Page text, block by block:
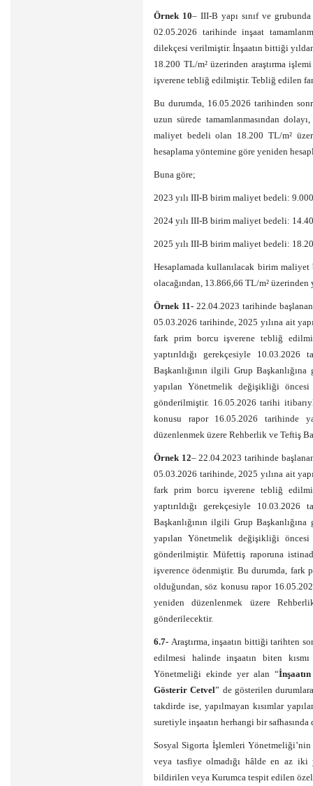
Örnek 10– III-B yapı sınıf ve
02.05.2026 tarihinde inşaat
dilekçesi verilmiştir. İnşaatın bittiği
18.200 TL/m² üzerinden araştırma
işverene tebliğ edilmiştir. Tebliğ edilen
Bu durumda, 16.05.2026 tarihinden
uzun sürede tamamlanmasından
maliyet bedeli olan 18.200 TL/m²
hesaplama yöntemine göre yeniden
Buna göre;
2023 yılı III-B birim maliyet bedeli:
2024 yılı III-B birim maliyet bedeli:
2025 yılı III-B birim maliyet bedeli:
Hesaplamada kullanılacak birim
olacağından, 13.866,66 TL/m² üzerinden
Örnek 11- 22.04.2023 tarihinde
05.03.2026 tarihinde, 2025 yılına ait
fark prim borcu işverene tebliğ
yaptırıldığı gerekçesiyle
Başkanlığının ilgili Grup
yapılan Yönetmelik değişikliği
gönderilmiştir. 16.05.2026 tarihi
konusu rapor 16.05.2026 tarihinde
düzenlenmek üzere Rehberlik ve Teftiş
Örnek 12– 22.04.2023 tarihinde
05.03.2026 tarihinde, 2025 yılına ait
fark prim borcu işverene tebliğ
yaptırıldığı gerekçesiyle
Başkanlığının ilgili Grup
yapılan Yönetmelik değişikliği
gönderilmiştir. Müfettiş raporuna
işverence ödenmiştir. Bu durumda, fark
olduğundan, söz konusu rapor
yeniden düzenlenmek üzere
gönderilecektir.
6.7- Araştırma, inşaatın bittiği tarihten
edilmesi halinde inşaatın biten
Yönetmeliği ekinde yer alan “
Gösterir Cetvel” de gösterilen
takdirde ise, yapılmayan kısımlar
suretiyle inşaatın herhangi bir safhasında
Sosyal Sigorta İşlemleri
veya tasfiye olmadığı hâlde en az iki
bildirilen veya Kurumca tespit edilen